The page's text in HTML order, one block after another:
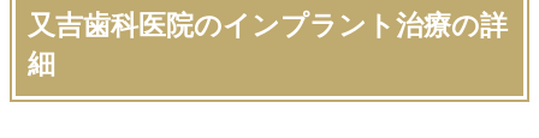
又吉歯科医院のインプラント治療の詳
細